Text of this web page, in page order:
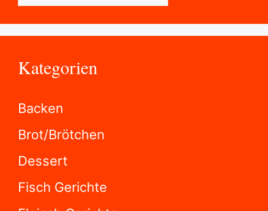
Kategorien
Backen
Brot/Brötchen
Dessert
Fisch Gerichte